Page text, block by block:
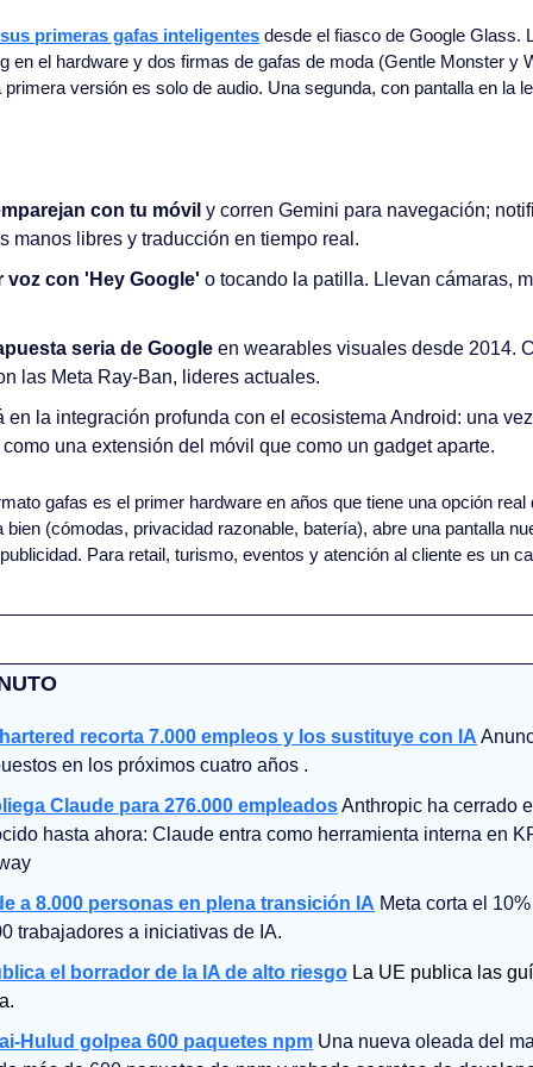
primeras gafas inteligentes desde el fiasco de Google Glass.
en el hardware y dos firmas de gafas de moda (Gentle Monster y
versión es solo de audio. Una segunda, con pantalla en la
con tu móvil y corren Gemini para navegación;
manos libres y traducción en tiempo real.
con 'Hey Google' o tocando la patilla. Llevan cámaras,
seria de Google en wearables visuales desde 2014.
las Meta Ray-Ban, lideres actuales.
en la integración profunda con el ecosistema Android: una
una extensión del móvil que como un gadget aparte.
gafas es el primer hardware en años que tiene una opción real
bien (cómodas, privacidad razonable, batería), abre una pantalla
Para retail, turismo, eventos y atención al cliente es un
recorta 7.000 empleos y los sustituye con IA
en los próximos cuatro años .
Claude para 276.000 empleados Anthropic ha cerrado
hasta ahora: Claude entra como herramienta interna en
a 8.000 personas en plena transición IA Meta corta el
trabajadores a iniciativas de IA.
el borrador de la IA de alto riesgo La UE publica las
Hulud golpea 600 paquetes npm Una nueva oleada del